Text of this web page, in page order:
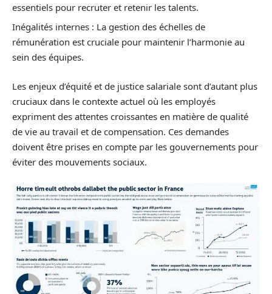
essentiels pour recruter et retenir les talents.
Inégalités internes : La gestion des échelles de
rémunération est cruciale pour maintenir l’harmonie au
sein des équipes.
Les enjeux d’équité et de justice salariale sont d’autant plus
cruciaux dans le contexte actuel où les employés
expriment des attentes croissantes en matière de qualité
de vie au travail et de compensation. Ces demandes
doivent être prises en compte par les gouvernements pour
éviter des mouvements sociaux.